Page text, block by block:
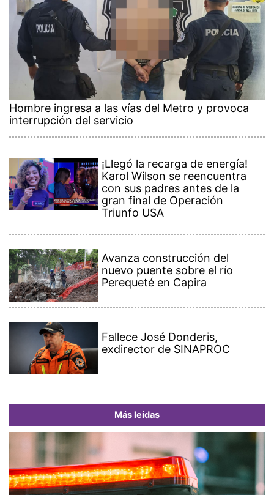
Hombre ingresa a las vías del Metro y provoca
interrupción del servicio
¡Llegó la recarga de energía!
Karol Wilson se reencuentra
con sus padres antes de la
gran final de Operación
Triunfo USA
Avanza construcción del
nuevo puente sobre el río
Perequeté en Capira
Fallece José Donderis,
exdirector de SINAPROC
Más leídas